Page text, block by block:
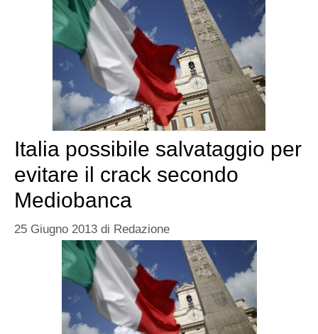
Italia possibile salvataggio per
evitare il crack secondo
Mediobanca
25 Giugno 2013 di Redazione